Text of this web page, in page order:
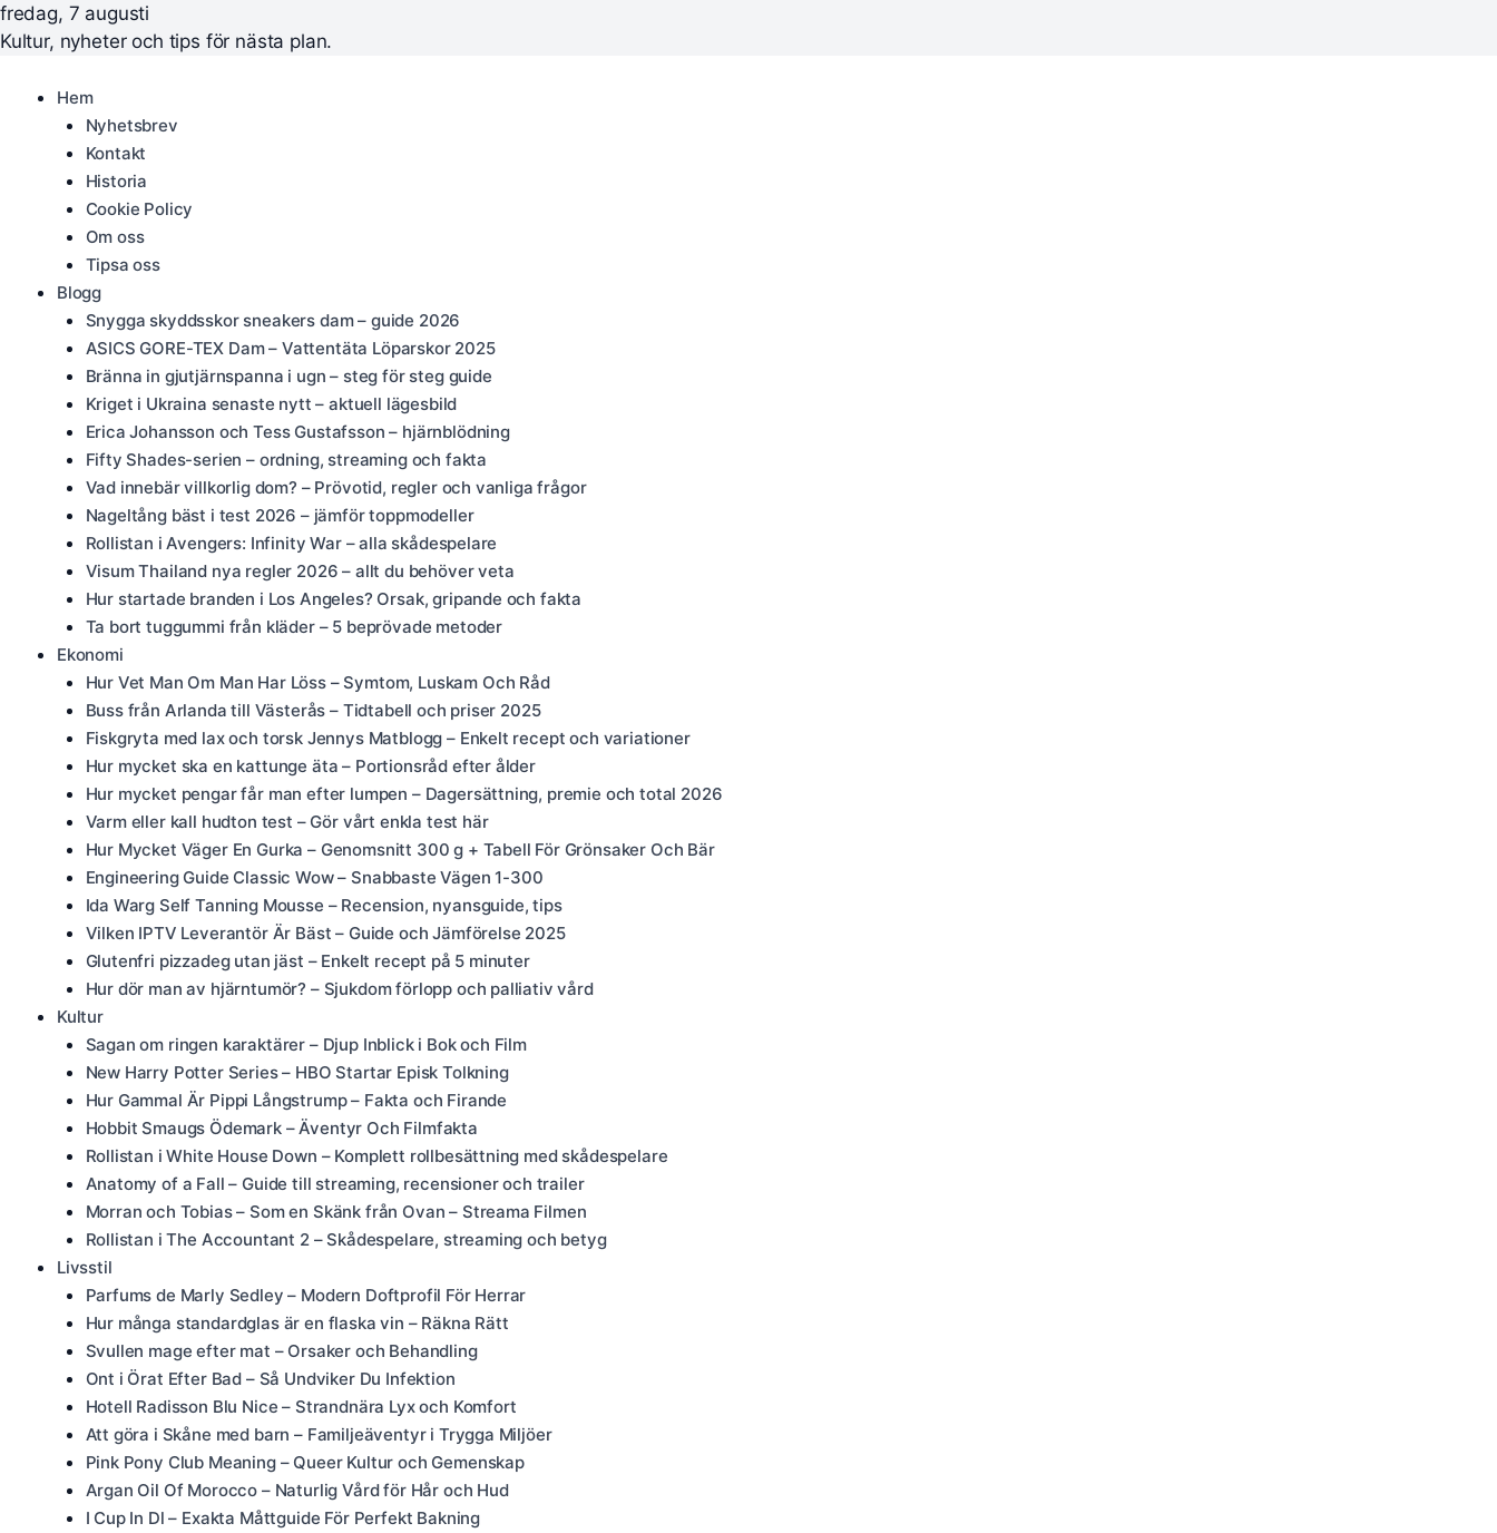
fredag, 7 augusti
Kultur, nyheter och tips för nästa plan.
Hem
Nyhetsbrev
Kontakt
Historia
Cookie Policy
Om oss
Tipsa oss
Blogg
Snygga skyddsskor sneakers dam – guide 2026
ASICS GORE-TEX Dam – Vattentäta Löparskor 2025
Bränna in gjutjärnspanna i ugn – steg för steg guide
Kriget i Ukraina senaste nytt – aktuell lägesbild
Erica Johansson och Tess Gustafsson – hjärnblödning
Fifty Shades-serien – ordning, streaming och fakta
Vad innebär villkorlig dom? – Prövotid, regler och vanliga frågor
Nageltång bäst i test 2026 – jämför toppmodeller
Rollistan i Avengers: Infinity War – alla skådespelare
Visum Thailand nya regler 2026 – allt du behöver veta
Hur startade branden i Los Angeles? Orsak, gripande och fakta
Ta bort tuggummi från kläder – 5 beprövade metoder
Ekonomi
Hur Vet Man Om Man Har Löss – Symtom, Luskam Och Råd
Buss från Arlanda till Västerås – Tidtabell och priser 2025
Fiskgryta med lax och torsk Jennys Matblogg – Enkelt recept och variationer
Hur mycket ska en kattunge äta – Portionsråd efter ålder
Hur mycket pengar får man efter lumpen – Dagersättning, premie och total 2026
Varm eller kall hudton test – Gör vårt enkla test här
Hur Mycket Väger En Gurka – Genomsnitt 300 g + Tabell För Grönsaker Och Bär
Engineering Guide Classic Wow – Snabbaste Vägen 1-300
Ida Warg Self Tanning Mousse – Recension, nyansguide, tips
Vilken IPTV Leverantör Är Bäst – Guide och Jämförelse 2025
Glutenfri pizzadeg utan jäst – Enkelt recept på 5 minuter
Hur dör man av hjärntumör? – Sjukdom förlopp och palliativ vård
Kultur
Sagan om ringen karaktärer – Djup Inblick i Bok och Film
New Harry Potter Series – HBO Startar Episk Tolkning
Hur Gammal Är Pippi Långstrump – Fakta och Firande
Hobbit Smaugs Ödemark – Äventyr Och Filmfakta
Rollistan i White House Down – Komplett rollbesättning med skådespelare
Anatomy of a Fall – Guide till streaming, recensioner och trailer
Morran och Tobias – Som en Skänk från Ovan – Streama Filmen
Rollistan i The Accountant 2 – Skådespelare, streaming och betyg
Livsstil
Parfums de Marly Sedley – Modern Doftprofil För Herrar
Hur många standardglas är en flaska vin – Räkna Rätt
Svullen mage efter mat – Orsaker och Behandling
Ont i Örat Efter Bad – Så Undviker Du Infektion
Hotell Radisson Blu Nice – Strandnära Lyx och Komfort
Att göra i Skåne med barn – Familjeäventyr i Trygga Miljöer
Pink Pony Club Meaning – Queer Kultur och Gemenskap
Argan Oil Of Morocco – Naturlig Vård för Hår och Hud
I Cup In Dl – Exakta Måttguide För Perfekt Bakning